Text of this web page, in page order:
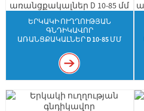
ԵՐԿԱԿԻ ՈՒՂՂՈՒԹՅԱՆ
ԳՆԴԻԿԱՎՈՐ
ԱՌԱՆՑՔԱԿԱԼՆԵՐ D 10-85 ՄՄ